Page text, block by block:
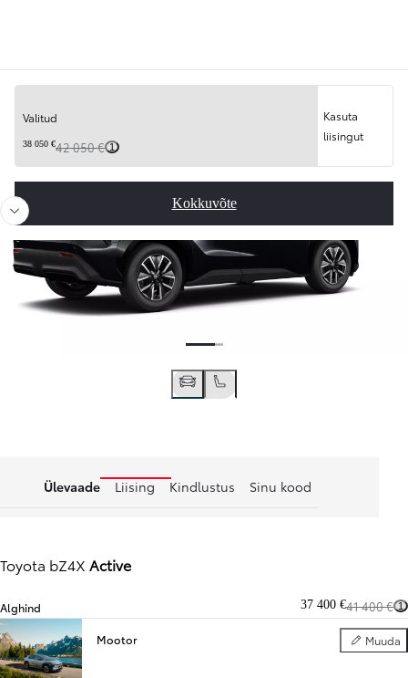
Valitud
38 050 €42 050 € 1
Kasuta
liisingut
Kokkuvõte
Ülevaade Liising Kindlustus Sinu kood
Toyota bZ4X Active
Alghind 37 400 €41 400 € 1
Mootor Muuda
Mootor